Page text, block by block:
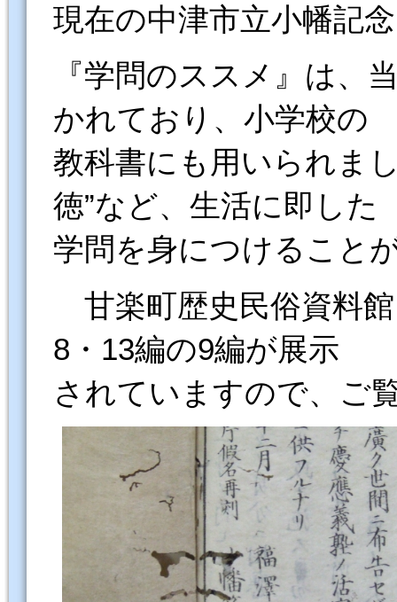
現在の中津市立小幡記
『学問のススメ』は、
かれており、小学校の
教科書にも用いられま
徳”など、生活に即した
学問を身につけること
甘楽町歴史民俗資料
8・13編の9編が展示
されていますので、ご